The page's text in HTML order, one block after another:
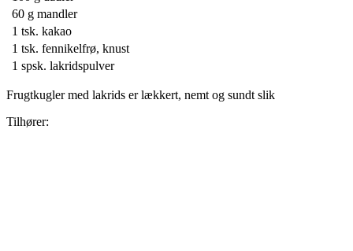
60 g mandler
1 tsk. kakao
1 tsk. fennikelfrø, knust
1 spsk. lakridspulver
Frugtkugler med lakrids er lækkert, nemt og sundt slik
Tilhører: